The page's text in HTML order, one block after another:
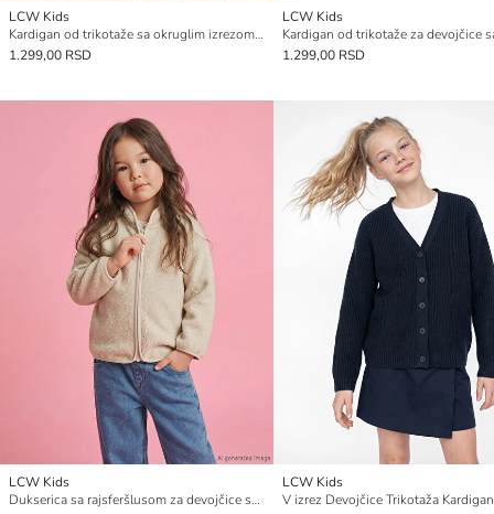
LCW Kids
Kardigan od trikotaže sa okruglim izrezom za devojčice
1.299,00 RSD
LCW Kids
1.299,00 RSD
LCW Kids
Dukserica sa rajsferšlusom za devojčice sa okruglim izrezom
LCW Kids
V izrez Devojčice Trikotaža Kardigan